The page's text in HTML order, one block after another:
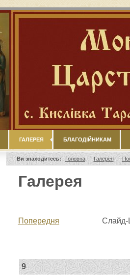
ГАЛЕРЕЯ БЛАГОДІЙНИКАМ
Ви знаходитесь: Головна Галерея
Галерея
Попередня
9